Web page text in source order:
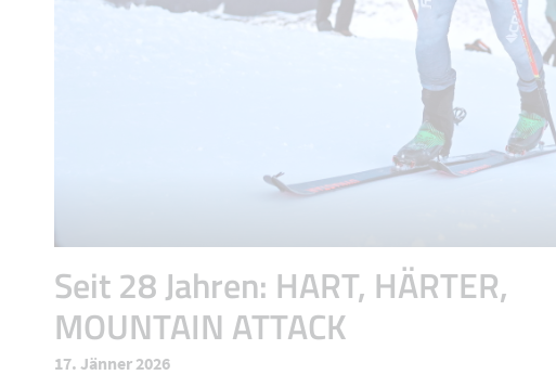
Seit 28 Jahren: HART, HÄRTER,
MOUNTAIN ATTACK
17. Jänner 2026